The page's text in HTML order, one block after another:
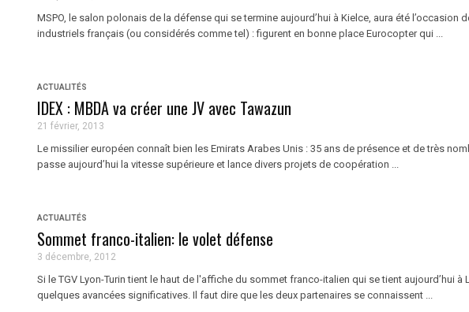
MSPO, le salon polonais de la défense qui se termine aujourd’hui à Kielce, aura été l’occasion
industriels français (ou considérés comme tel) : figurent en bonne place Eurocopter qui ...
ACTUALITÉS
IDEX : MBDA va créer une JV avec Tawazun
21 février, 2013
Le missilier européen connaît bien les Emirats Arabes Unis : 35 ans de présence et de très
passe aujourd’hui la vitesse supérieure et lance divers projets de coopération ...
ACTUALITÉS
Sommet franco-italien: le volet défense
3 décembre, 2012
Si le TGV Lyon-Turin tient le haut de l'affiche du sommet franco-italien qui se tient aujourd’hui
quelques avancées significatives. Il faut dire que les deux partenaires se connaissent ...